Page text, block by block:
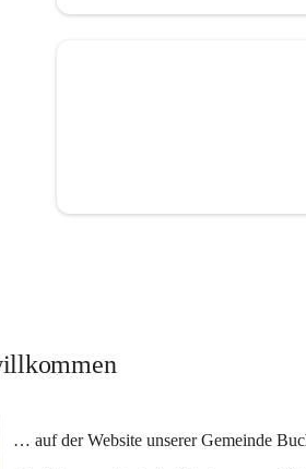
… auf der Website unserer Gemeinde